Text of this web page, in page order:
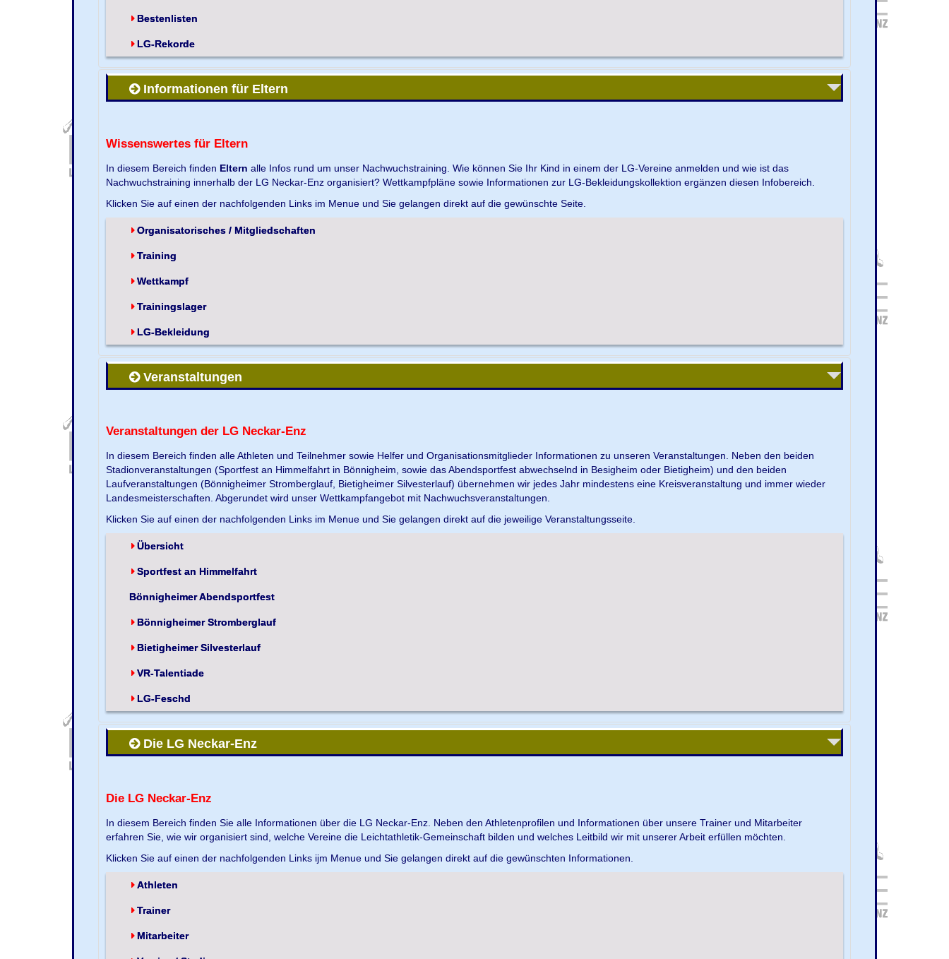
Bestenlisten
LG-Rekorde
Informationen für Eltern
Wissenswertes für Eltern
In diesem Bereich finden Eltern alle Infos rund um unser Nachwuchstraining. Wie können Sie Ihr Kind in einem der LG-Vereine anmelden und wie ist das
Nachwuchstraining innerhalb der LG Neckar-Enz organisiert? Wettkampfpläne sowie Informationen zur LG-Bekleidungskollektion ergänzen diesen Infobereich.
Klicken Sie auf einen der nachfolgenden Links im Menue und Sie gelangen direkt auf die gewünschte Seite.
Organisatorisches / Mitgliedschaften
Training
Wettkampf
Trainingslager
LG-Bekleidung
Veranstaltungen
Veranstaltungen der LG Neckar-Enz
In diesem Bereich finden alle Athleten und Teilnehmer sowie Helfer und Organisationsmitglieder Informationen zu unseren Veranstaltungen. Neben den beiden
Stadionveranstaltungen (Sportfest an Himmelfahrt in Bönnigheim, sowie das Abendsportfest abwechselnd in Besigheim oder Bietigheim) und den beiden
Laufveranstaltungen (Bönnigheimer Stromberglauf, Bietigheimer Silvesterlauf) übernehmen wir jedes Jahr mindestens eine Kreisveranstaltung und immer wieder
Landesmeisterschaften. Abgerundet wird unser Wettkampfangebot mit Nachwuchsveranstaltungen.
Klicken Sie auf einen der nachfolgenden Links im Menue und Sie gelangen direkt auf die jeweilige Veranstaltungsseite.
Übersicht
Sportfest an Himmelfahrt
Bönnigheimer Abendsportfest
Bönnigheimer Stromberglauf
Bietigheimer Silvesterlauf
VR-Talentiade
LG-Feschd
Die LG Neckar-Enz
Die LG Neckar-Enz
In diesem Bereich finden Sie alle Informationen über die LG Neckar-Enz. Neben den Athletenprofilen und Informationen über unsere Trainer und Mitarbeiter
erfahren Sie, wie wir organisiert sind, welche Vereine die Leichtathletik-Gemeinschaft bilden und welches Leitbild wir mit unserer Arbeit erfüllen möchten.
Klicken Sie auf einen der nachfolgenden Links ijm Menue und Sie gelangen direkt auf die gewünschten Informationen.
Athleten
Trainer
Mitarbeiter